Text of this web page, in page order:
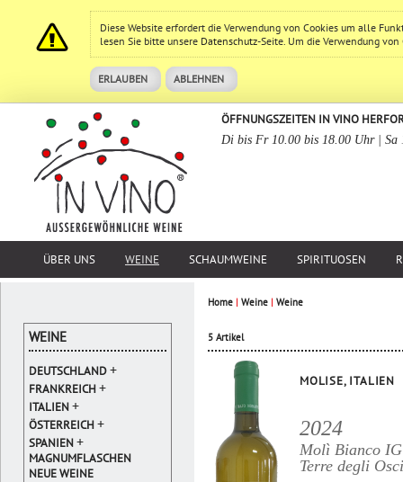
Diese Website erfordert die Verwendung von Cookies um alle
lesen Sie bitte unsere Datenschutz-Seite. Um die Verwendung
ERLAUBEN ABLEHNEN
ÖFFNUNGSZEITEN IN VINO
Di bis Fr 10.00 bis 18.00 Uhr | Sa
ÜBER UNS WEINE SCHAUMWEINE SPIRITUOSEN
Home | Weine | Weine
5 Artikel
MOLISE, ITALIEN
2024
Molì Bianco
Terre degli Osci
WEINE
DEUTSCHLAND+
FRANKREICH+
ITALIEN+
ÖSTERREICH+
SPANIEN+
MAGNUMFLASCHEN
NEUE WEINE